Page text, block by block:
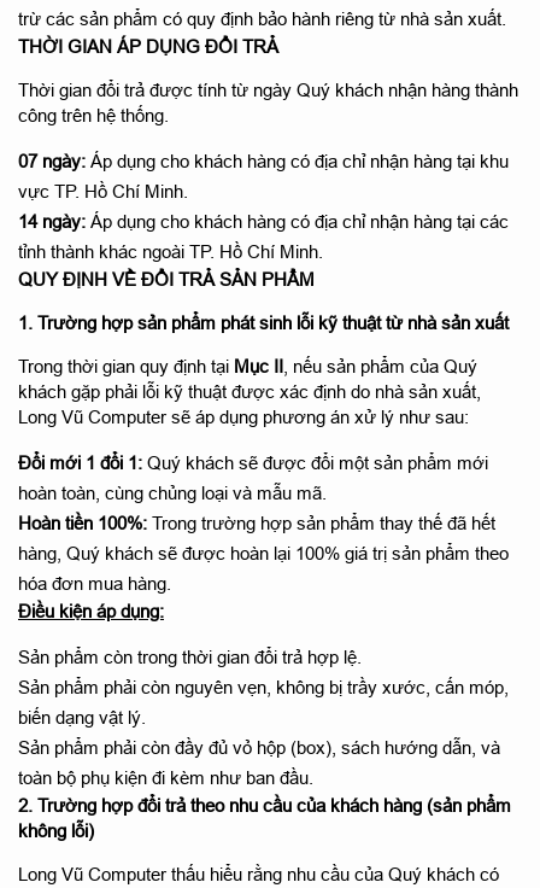
trừ các sản phẩm có quy định bảo hành riêng từ nhà sản xuất.
THỜI GIAN ÁP DỤNG ĐỔI TRẢ
Thời gian đổi trả được tính từ ngày Quý khách nhận hàng thành
công trên hệ thống.
07 ngày: Áp dụng cho khách hàng có địa chỉ nhận hàng tại khu
vực TP. Hồ Chí Minh.
14 ngày: Áp dụng cho khách hàng có địa chỉ nhận hàng tại các
tỉnh thành khác ngoài TP. Hồ Chí Minh.
QUY ĐỊNH VỀ ĐỔI TRẢ SẢN PHẨM
1. Trường hợp sản phẩm phát sinh lỗi kỹ thuật từ nhà sản xuất
Trong thời gian quy định tại Mục II , nếu sản phẩm của Quý
khách gặp phải lỗi kỹ thuật được xác định do nhà sản xuất,
Long Vũ Computer sẽ áp dụng phương án xử lý như sau:
Đổi mới 1 đổi 1: Quý khách sẽ được đổi một sản phẩm mới
hoàn toàn, cùng chủng loại và mẫu mã.
Hoàn tiền 100%: Trong trường hợp sản phẩm thay thế đã hết
hàng, Quý khách sẽ được hoàn lại 100% giá trị sản phẩm theo
hóa đơn mua hàng.
Điều kiện áp dụng:
Sản phẩm còn trong thời gian đổi trả hợp lệ.
Sản phẩm phải còn nguyên vẹn, không bị trầy xước, cấn móp,
biến dạng vật lý.
Sản phẩm phải còn đầy đủ vỏ hộp (box), sách hướng dẫn, và
toàn bộ phụ kiện đi kèm như ban đầu.
2. Trường hợp đổi trả theo nhu cầu của khách hàng (sản phẩm
không lỗi)
Long Vũ Computer thấu hiểu rằng nhu cầu của Quý khách có